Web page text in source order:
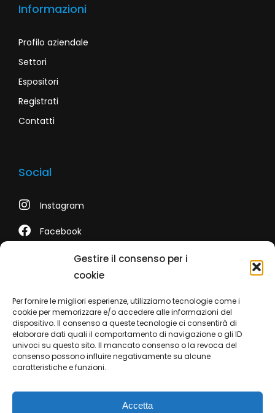
Gestire il consenso per i
cookie
Per fornire le migliori esperienze, utilizziamo tecnologie come i
cookie per memorizzare e/o accedere alle informazioni del
dispositivo. Il consenso a queste tecnologie ci consentirà di
elaborare dati quali il comportamento di navigazione o gli ID
univoci su questo sito. Il mancato consenso o la revoca del
consenso possono influire negativamente su alcune
caratteristiche e funzioni.
Accetta
Informazioni
Profilo aziendale
Settori
Espositori
Registrati
Contatti
Social
Instagram
Facebook
Youtube
TikTok
Contatti
Telefono +39 0422 350 065